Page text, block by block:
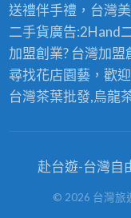
送禮伴手禮，台灣
二手貨廣告:2Hand
加盟創業? 台灣加盟
尋找花店園藝，歡
台灣茶葉批發,烏龍
赴台遊-台灣自
© 2026 台灣旅